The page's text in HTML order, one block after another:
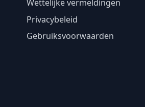
Wettelijke vermeldingen
Privacybeleid
Gebruiksvoorwaarden